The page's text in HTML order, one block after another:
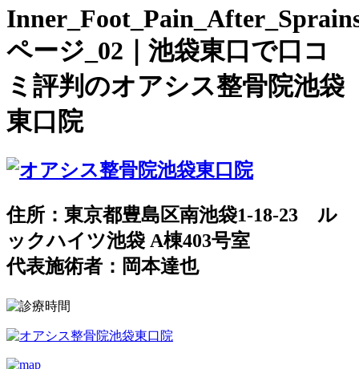
ページ_02｜池袋東口で口コ
ミ評判のオアシス整骨院池袋
東口院
住所：東京都豊島区南池袋1-18-23 ル
ックハイツ池袋 A棟403号室
代表施術者：岡本達也